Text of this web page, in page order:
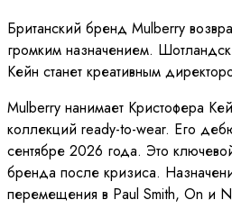
Британский бренд Mulberry
громким назначением.
Кейн станет креативным
Mulberry нанимает Кристофера
коллекций ready-to-wear. Его
сентябре 2026 года. Это
бренда после кризиса.
перемещения в Paul Smith, On и